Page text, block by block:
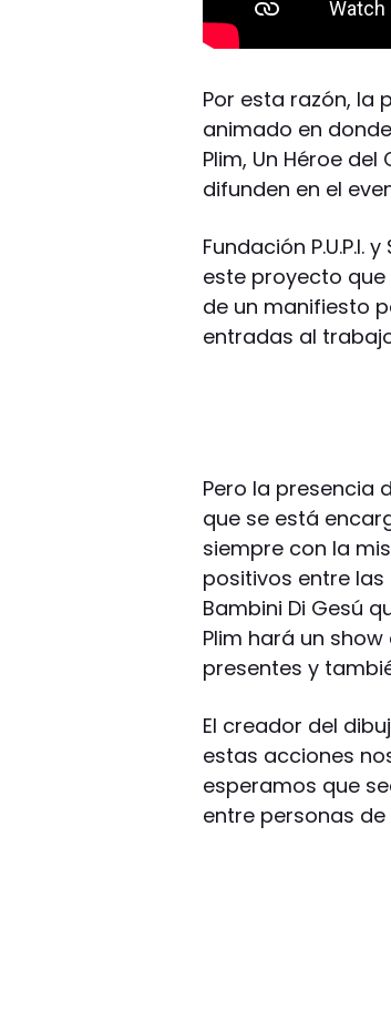
Por esta razón, la
animado en
Plim, Un Héroe
difunden en el
Fundación
este proyecto
de un manifiesto
entradas al
Pero la presencia
que se está
siempre con la
positivos entre
Bambini Di Gesú
Plim hará un
presentes y
El creador del
estas acciones
esperamos que
entre personas